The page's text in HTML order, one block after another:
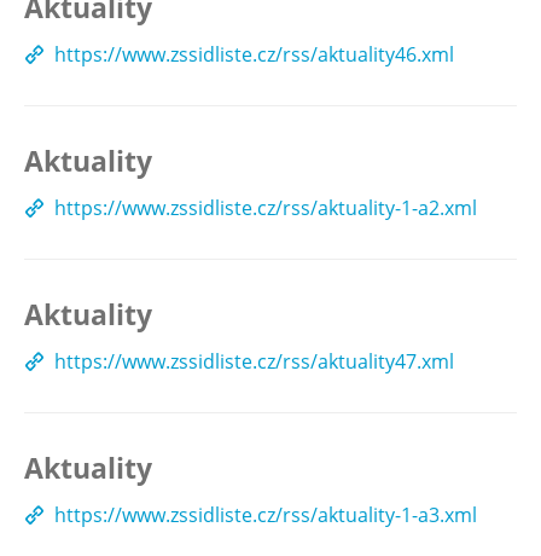
https://www.zssidliste.cz/rss/aktuality46.xml
Aktuality
https://www.zssidliste.cz/rss/aktuality-1-a2.xml
Aktuality
https://www.zssidliste.cz/rss/aktuality47.xml
Aktuality
https://www.zssidliste.cz/rss/aktuality-1-a3.xml